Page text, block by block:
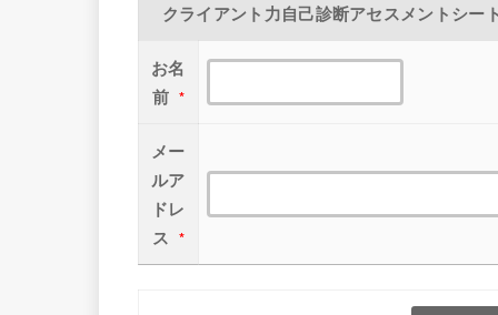
クライアント力自己診断アセスメントシ
お名
前 *
メー
ルア
ドレ
ス *